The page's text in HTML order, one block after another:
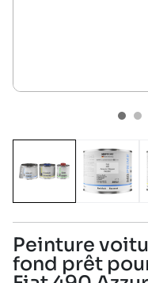
Peinture
fond prêt